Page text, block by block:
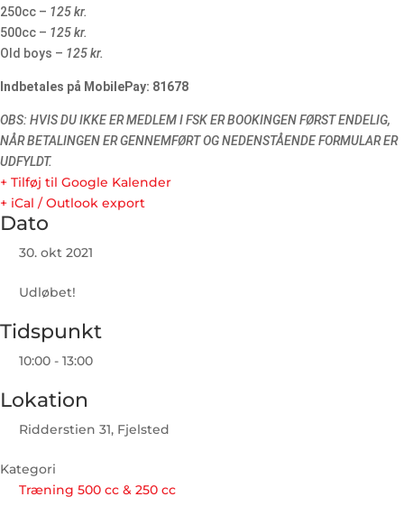
250cc – 125 kr.
500cc – 125 kr.
Old boys – 125 kr.
Indbetales på MobilePay: 81678
OBS: HVIS DU IKKE ER MEDLEM I FSK ER BOOKINGEN FØRST ENDELIG,
NÅR BETALINGEN ER GENNEMFØRT OG NEDENSTÅENDE FORMULAR ER
UDFYLDT.
+ Tilføj til Google Kalender
+ iCal / Outlook export
Dato
30. okt 2021
Udløbet!
Tidspunkt
10:00 - 13:00
Lokation
Ridderstien 31, Fjelsted
Kategori
Træning 500 cc & 250 cc